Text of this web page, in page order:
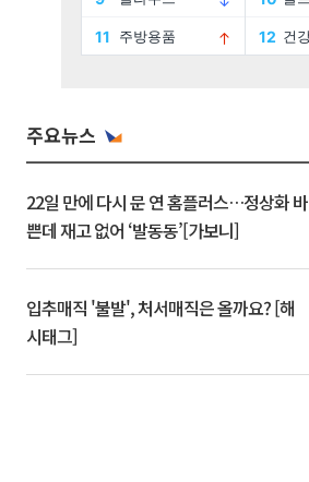
주요뉴스
22일 만에 다시 문 연 홈플러스…정상화 바
쁜데 재고 없어 ‘발동동’[가보니]
입추매직 '불발', 처서매직은 올까요? [해
시태그]